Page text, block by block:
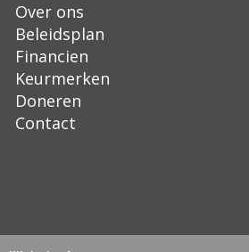
Over ons
Beleidsplan
Financien
Keurmerken
Doneren
Contact